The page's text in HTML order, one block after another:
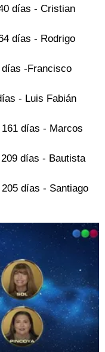
días - Cristian
días - Rodrigo
-Francisco
- Luis Fabián
días - Marcos
días - Bautista
días - Santiago